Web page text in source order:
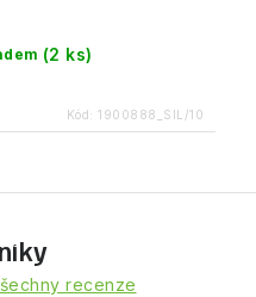
(2 ks)
Kód: 1900888_SIL/10
recenze